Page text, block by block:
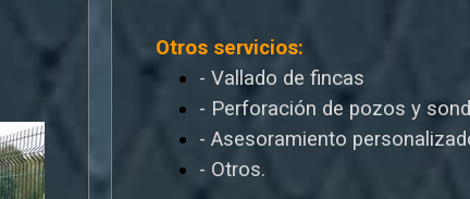
Otros servicios:
- Vallado de fincas
- Perforación de pozos y
- Asesoramiento
- Otros.